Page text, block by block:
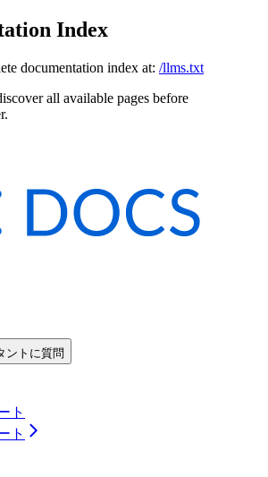
Index
documentation index at: /llms.txt
all available pages before
ントに質問
ト
ト